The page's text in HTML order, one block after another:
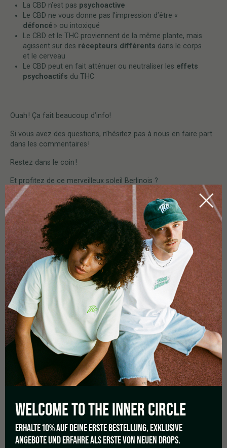
La CBD n’est pas psychoactive
Le CBD ne vous donne pas l’impression d’être «
défoncé » ou intoxiqué
Le CBD et le THC proviennent de la même plante, mais
agissent sur des récepteurs différents dans le corps
et le cerveau
Le CBD peut en fait atténuer ou neutraliser les effets
psychoactifs du THC
Ouah ! Ça fait beaucoup d’info!
Si vous avez des questions, n’hésitez pas à nous en faire part
dans les commentaires !
Restez dans le coin !
Et profitez de ce merveilleux soleil Berlinois ?
Mounia
Posted inActualités Tagged revuehuiledecbd,cbdberlin
PREVIOUS
LES QUATRE FRÈRES
NEXT
WELCOME TO THEINNER CIRCLE
ERHALTE 10% AUF DEINE ERSTE BESTELLUNG, EXKLUSIVE
ANGEBOTE UND ERFAHRE ALS ERSTE VON NEUEN DROPS.